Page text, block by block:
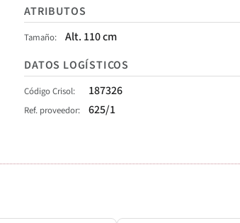
ATRIBUTOS
Tamaño
Alt. 110 cm
DATOS LOGÍSTICOS
Código Crisol 187326
Ref. proveedor 625/1